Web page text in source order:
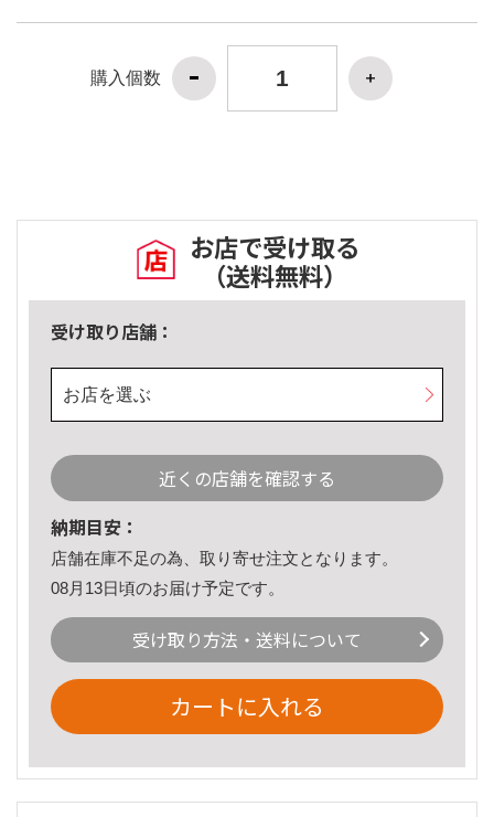
購入個数
お店で受け取る
（送料無料）
受け取り店舗：
お店を選ぶ
近くの店舗を確認する
納期目安：
店舗在庫不足の為、取り寄せ注文となります。
08月13日頃のお届け予定です。
受け取り方法・送料について
カートに入れる